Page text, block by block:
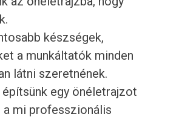
készségek,
a munkáltatók minden
látni szeretnének.
építsünk egy önéletrajzot
a mi professzionális